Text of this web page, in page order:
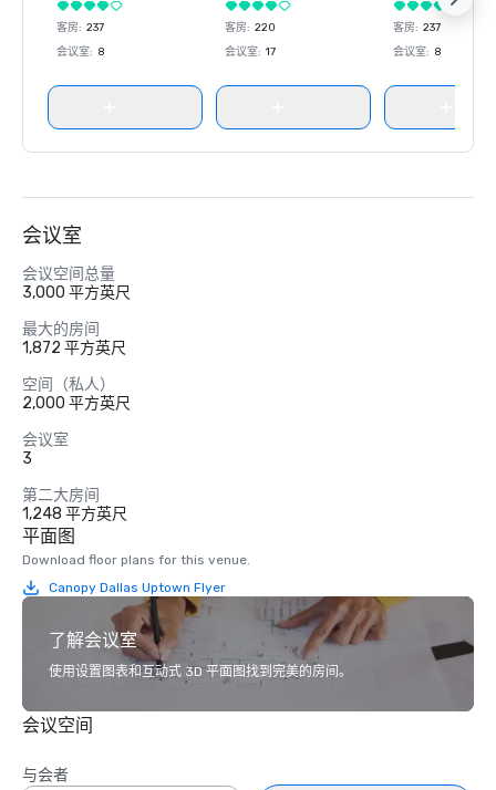
客房: 237
会议室: 8
客房: 220
会议室: 17
客房: 237
会议室: 8
会议室
会议空间总量
3,000 平方英尺
最大的房间
1,872 平方英尺
空间（私人）
2,000 平方英尺
会议室
3
第二大房间
1,248 平方英尺
平面图
Download floor plans for this venue.
Canopy Dallas Uptown Flyer
了解会议室
使用设置图表和互动式 3D 平面图找到完美的房间。
会议空间
与会者